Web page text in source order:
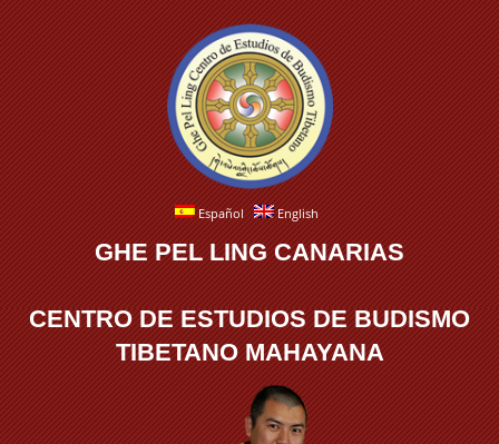
Español English
GHE PEL LING CANARIAS
CENTRO DE ESTUDIOS DE BUDISMO
TIBETANO MAHAYANA